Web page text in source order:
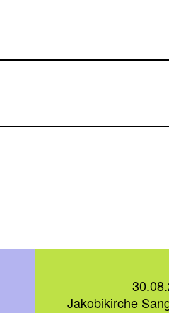
Jakobikirche